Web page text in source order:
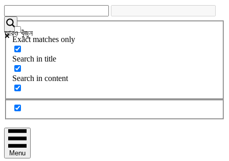
আরও খুঁজুন
Exact matches only
Search in title
Search in content
Menu